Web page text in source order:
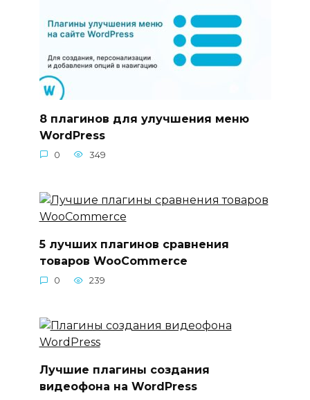
8 плагинов для улучшения меню
WordPress
0 349
5 лучших плагинов сравнения
товаров WooCommerce
0 239
Лучшие плагины создания
видеофона на WordPress